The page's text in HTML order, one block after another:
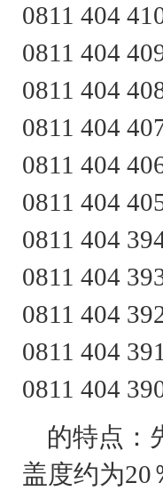
0811 404
0811 404
0811 404
0811 404
0811 404
0811 404
0811 404
0811 404
0811 404
0811 404
0811 404
的特点：
盖度约为20